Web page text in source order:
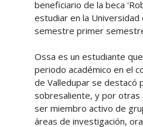
beneficiario de la beca
estudiar en la
semestre primer
Ossa es un estudiante
periodo académico en el
de Valledupar se destacó
sobresaliente, y por otras
ser miembro activo de
áreas de investigación,